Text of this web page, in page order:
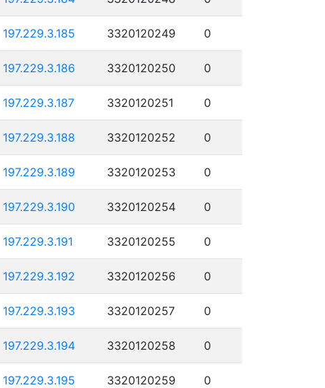
197.229.3.185 3320120249 0
197.229.3.186 3320120250 0
197.229.3.187 3320120251 0
197.229.3.188 3320120252 0
197.229.3.189 3320120253 0
197.229.3.190 3320120254 0
197.229.3.191 3320120255 0
197.229.3.192 3320120256 0
197.229.3.193 3320120257 0
197.229.3.194 3320120258 0
197.229.3.195 3320120259 0